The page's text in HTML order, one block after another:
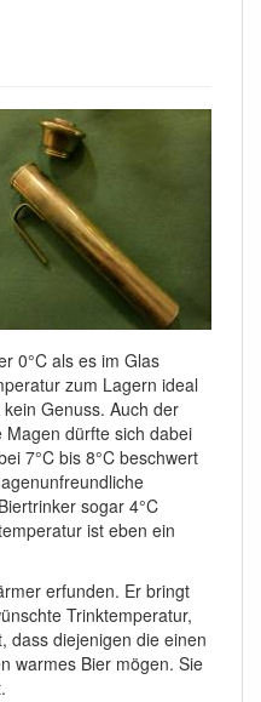
0°C als es im Glas
zum Lagern ideal
Genuss. Auch der
dürfte sich dabei
7°C bis 8°C beschwert
sogar 4°C
ist eben ein
erfunden. Er bringt
Trinktemperatur,
dass diejenigen die einen
warmes Bier mögen. Sie